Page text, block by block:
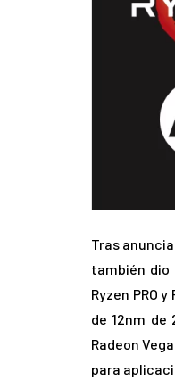
Tras
también dio
Ryzen PRO
de 12nm de
Radeon
para